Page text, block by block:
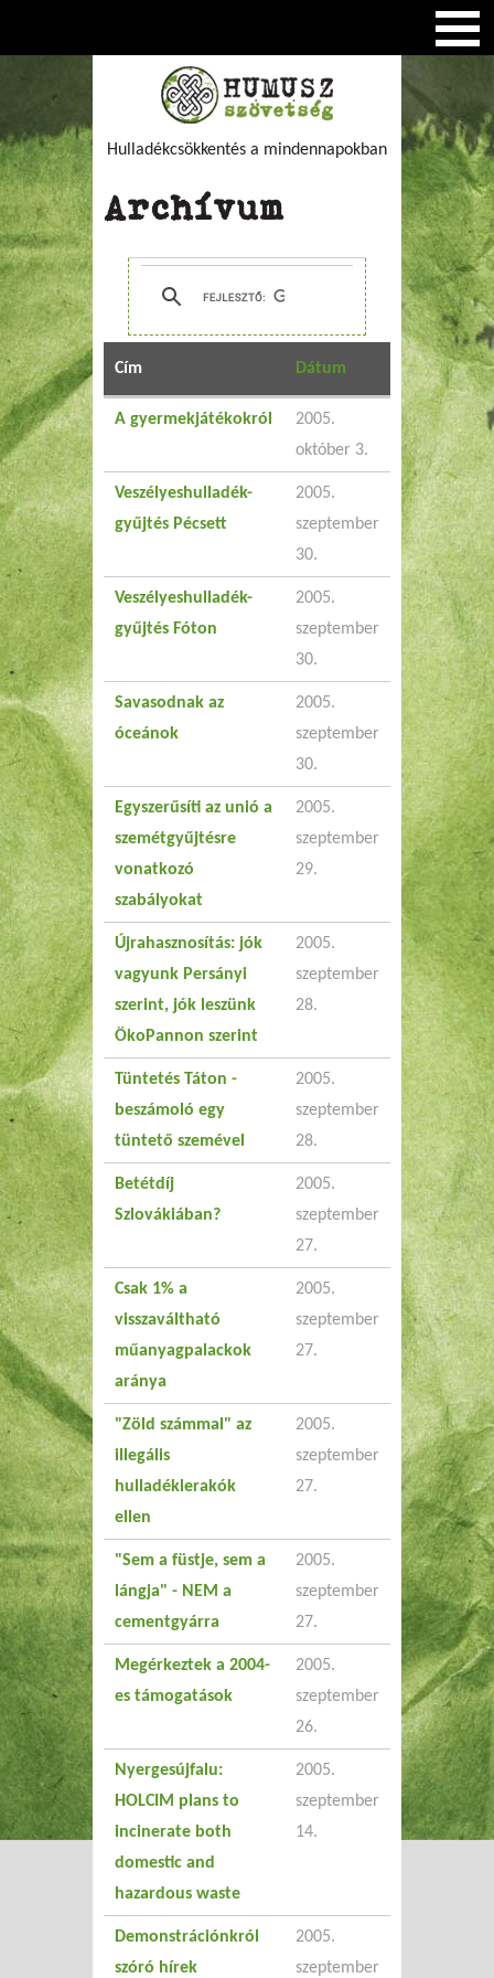
Hulladékcsökkentés a mindennapokban
Archívum
Cím Dátum
A gyermekjátékokról
2005.
október 3.
Veszélyeshulladék-
gyűjtés Pécsett
2005.
szeptember
30.
Veszélyeshulladék-
gyűjtés Fóton
2005.
szeptember
30.
Savasodnak az
óceánok
2005.
szeptember
30.
Egyszerűsíti az unió a
szemétgyűjtésre
vonatkozó
szabályokat
2005.
szeptember
29.
Újrahasznosítás: jók
vagyunk Persányi
szerint, jók leszünk
ÖkoPannon szerint
2005.
szeptember
28.
Tüntetés Táton -
beszámoló egy
tüntető szemével
2005.
szeptember
28.
Betétdíj
Szlovákiában?
2005.
szeptember
27.
Csak 1% a
visszaváltható
műanyagpalackok
aránya
2005.
szeptember
27.
"Zöld számmal" az
illegális
hulladéklerakók
ellen
2005.
szeptember
27.
"Sem a füstje, sem a
lángja" - NEM a
cementgyárra
2005.
szeptember
27.
Megérkeztek a 2004-
es támogatások
2005.
szeptember
26.
Nyergesújfalu:
HOLCIM plans to
incinerate both
domestic and
hazardous waste
2005.
szeptember
14.
Demonstrációnkról
szóró hírek
2005.
szeptember